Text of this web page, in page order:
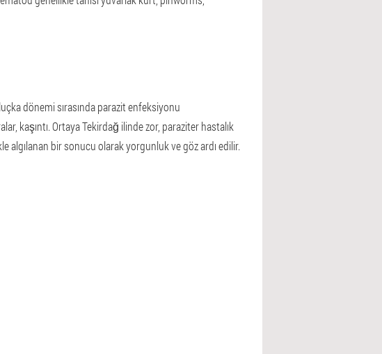
dönemi sırasında parazit enfeksiyonu
kaşıntı. Ortaya Tekirdağ ilinde zor, paraziter hastalık
algılanan bir sonucu olarak yorgunluk ve göz ardı edilir.